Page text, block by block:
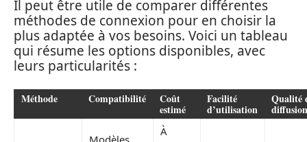
Il peut être utile de comparer différentes
méthodes de connexion pour en choisir la
plus adaptée à vos besoins. Voici un tableau
qui résume les options disponibles, avec
leurs particularités :
Méthode Compatibilité Coût
estimé
Facilité
d’utilisation
Qualité
diffusion
Modèles
À